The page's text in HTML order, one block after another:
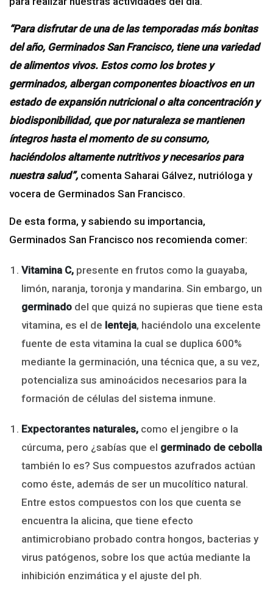
“Para disfrutar de una de las temporadas más bonitas
del año, Germinados San Francisco, tiene una variedad
de alimentos vivos. Estos como los brotes y
germinados, albergan componentes bioactivos en un
estado de expansión nutricional o alta concentración y
biodisponibilidad, que por naturaleza se mantienen
íntegros hasta el momento de su consumo,
haciéndolos altamente nutritivos y necesarios para
nuestra salud”, comenta Saharai Gálvez, nutrióloga y
vocera de Germinados San Francisco.
De esta forma, y sabiendo su importancia,
Germinados San Francisco nos recomienda comer:
Vitamina C, presente en frutos como la guayaba,
limón, naranja, toronja y mandarina. Sin embargo, un
germinado del que quizá no supieras que tiene esta
vitamina, es el de lenteja, haciéndolo una excelente
fuente de esta vitamina la cual se duplica 600%
mediante la germinación, una técnica que, a su vez,
potencializa sus aminoácidos necesarios para la
formación de células del sistema inmune.
Expectorantes naturales, como el jengibre o la
cúrcuma, pero ¿sabías que el germinado de cebolla
también lo es? Sus compuestos azufrados actúan
como éste, además de ser un mucolítico natural.
Entre estos compuestos con los que cuenta se
encuentra la alicina, que tiene efecto
antimicrobiano probado contra hongos, bacterias y
virus patógenos, sobre los que actúa mediante la
inhibición enzimática y el ajuste del ph.